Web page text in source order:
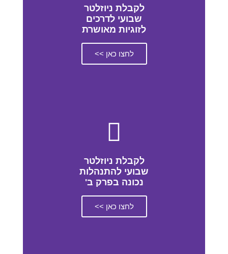
לקבלת ניוזלטר
שבועי לדרכים
לזוגיות מאושרת
לחצו כאן >>
לקבלת ניוזלטר
שבועי להתנהלות
נכונה בפרק ב'
לחצו כאן >>